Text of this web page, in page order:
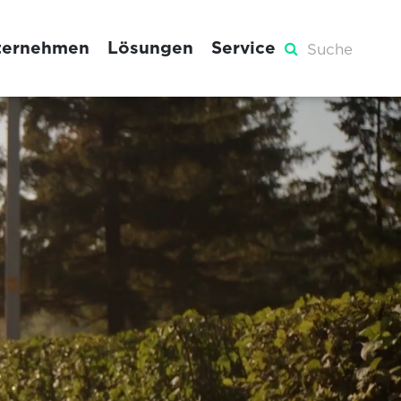
Lösungen Service